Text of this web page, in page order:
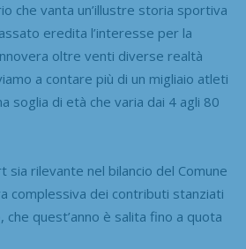
che vanta un’illustre storia sportiva
eredita l’interesse per la
oltre venti diverse realtà
a contare più di un migliaio atleti
soglia di età che varia dai 4 agli 80
sia rilevante nel bilancio del Comune
complessiva dei contributi stanziati
quest’anno è salita fino a quota